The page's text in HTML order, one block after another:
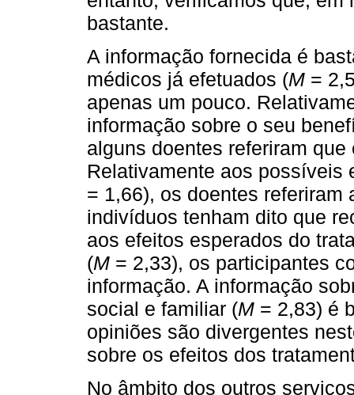
bastante.
A informação fornecida é
médicos já efetuados (M =
apenas um pouco.
informação sobre o seu
alguns doentes referiram
Relativamente aos possíveis
= 1,66), os doentes referiram
indivíduos tenham dito que
aos efeitos esperados do
(M = 2,33), os participantes
informação. A informação
social e familiar (M = 2,83) é
opiniões são divergentes
sobre os efeitos dos
No âmbito dos outros